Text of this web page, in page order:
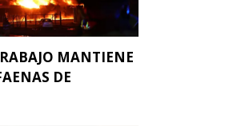
MANTIENE
DE